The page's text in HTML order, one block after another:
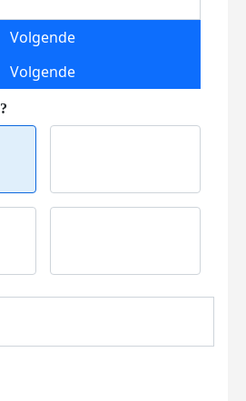
Volgende
Volgende